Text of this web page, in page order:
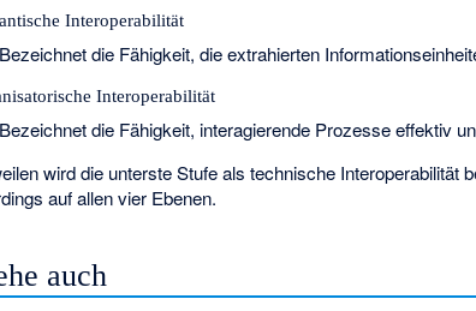
Interoperabilität
Bezeichnet die Fähigkeit, die extrahierten
Interoperabilität
Bezeichnet die Fähigkeit, interagierende Prozesse effektiv
wird die unterste Stufe als technische Interoperabilität
auf allen vier Ebenen.
auch